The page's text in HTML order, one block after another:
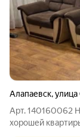
Алапаевск,
Арт. 140160062
хорошей